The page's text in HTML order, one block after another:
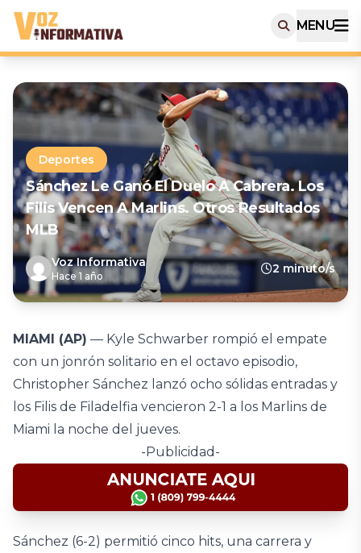
MENU
Deportes
Sánchez Le Ganó El Duelo A Cabrera. Los
Filis Vencen A Marlins. Otros Resultados
MLB
Voz Informativa
Hace 1 año
2 minuto/s
MIAMI (AP) — Kyle Schwarber rompió el empate
con un jonrón solitario en el octavo episodio,
Christopher Sánchez lanzó ocho sólidas entradas y
los Filis de Filadelfia vencieron 2-1 a los Marlins de
Miami la noche del jueves.
-Publicidad-
Sánchez (6-2) permitió cinco hits, una carrera y